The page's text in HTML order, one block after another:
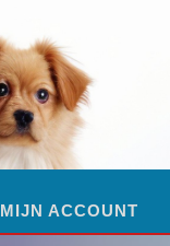
MIJN ACCOUNT